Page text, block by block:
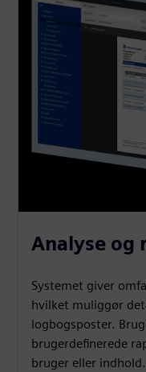
Analyse og
Systemet giver
hvilket muliggør
logbogsposter.
brugerdefinerede
bruger eller